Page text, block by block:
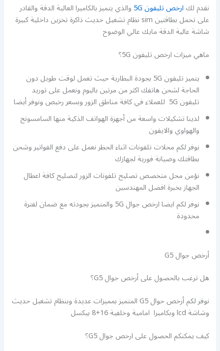
نقدم لكارخص تليفون 5G والذي يتميز بالكاميرا العالية الدقة والقادر
على تحمل بطاقتين sim نظام تشغيل حديث ذاكرة تخزين داخلية كبيرة
شاشة عالية الدقة مايك عالي الوضوح
ماهي ميزات ارخص تليفون 5G؟
يتميز تليفون 5G بجودة البطارية حيث تعمل لوقت طويل دون
الحاجة لشحن هاتفك اكثر من مرتين باليوم ونعمل على توريد
تليفون 5G للعملاء في كافة مناطق الزور وبسعر رخيص ونوفر أيضا
لدينا تشكيلات واسعة من أجهزة الهواتف الذكية منها السامسونج
والهواوي والايفون
نوفر لكم محلات تلفونات اثناء الحظر نعمل على دفع الفواتير وشحن
بطاقتك وصيانة فورية لجهازك
نؤمن محل متخصص تصليح تلفونات الزور لتصليح كافة اعطال
الجهاز بخبرة افضل المهندسين
نوفر لكم ايضا ارخص جوال 5G والمتميز بجودته مع ضمان لفترة
محدودة
أرخص جوال G5
هل ترغب بالحصول على أرخص جوال G5؟
نوفر لكم أرخص حوال G5 المتميز بمميزات عديدة وبنظام تشغيل حديث
وشاشة lcd وبكاميرا امامية وخلفية 16+8 بيكسل
كيف يمكنكم الحصول على ارخص جوال G5؟